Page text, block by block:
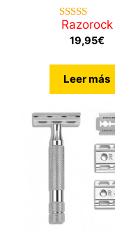
4.71
de 5
Razorock
19,95€
Leer más